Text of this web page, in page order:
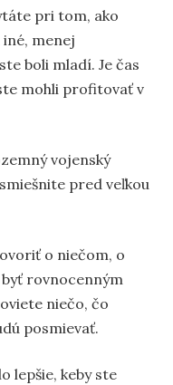
pri tom, ako
menej
boli mladí. Je čas
mohli profitovať v
vojenský
pred veľkou
o niečom, o
rovnocenným
niečo, čo
posmievať.
lepšie, keby ste